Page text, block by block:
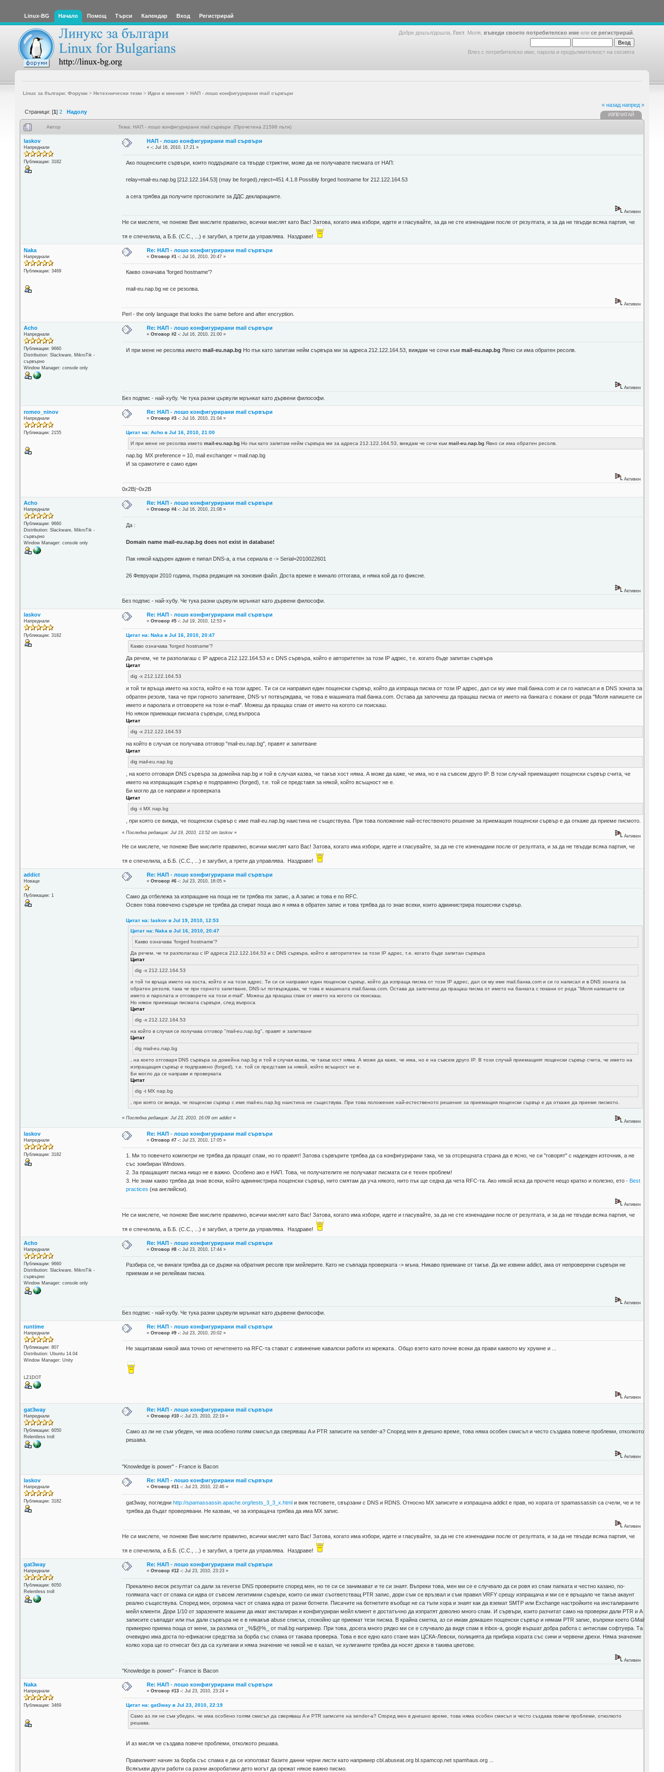
Linux-BG Начало Помощ Търси Календар Вход Регистрирай
Добре дошъл/дошла, Гост . Моля, въведи своето потребителско име или се регистрирай
Влез с потребителско име, парола и продължителност на сесията
Linux за българи: Форуми> Нетехнически теми> Идеи и мнения > НАП - лошо конфигурирани mail сървъри
Страници: [1] 2 Надолу
« назад напред »
ИЗПЕЧАТАЙ
Автор Тема: НАП - лошо конфигурирани mail сървъри (Прочетена 21596 пъти)
laskov
Напреднали
Публикации: 3182
НАП - лошо конфигурирани mail сървъри
«-: Jul 16, 2010, 17:21 »
Ако пощенските сървъри, които поддържате са твърде стриктни, може да не получавате писмата от НАП:
relay=mail-eu.nap.bg [212.122.164.53] (may be forged),reject=451 4.1.8 Possibly forged hostname for 212.122.164.53
а сега трябва да получите протоколите за ДДС декларациите.
Активен
Не си мислете, че понеже Вие мислите правилно, всички мислят като Вас! Затова, когато има избори, идете и гласувайте, за да не сте изненадани после от резултата, и за да не твърди всяка партия, че
тя е спечелила, а Б.Б. (С.С., ...) е загубил, а трети да управлява. Наздраве!
Naka
Напреднали
Публикации: 3469
Re: НАП - лошо конфигурирани mail сървъри
«Отговор #1 -: Jul 16, 2010, 20:47 »
Какво означава 'forged hostname'?
mail-eu.nap.bg не се резолва.
Активен
Perl - the only language that looks the same before and after encryption.
Acho
Напреднали
Публикации: 9660
Distribution: Slackware, MikroTik -
сървърно
Window Manager: console only
Re: НАП - лошо конфигурирани mail сървъри
«Отговор #2 -: Jul 16, 2010, 21:00 »
И при мене не ресолва иметоmail-eu.nap.bg Но пък като запитам нейм сървъра ми за адреса 212.122.164.53, виждам че сочи къмmail-eu.nap.bg Явно си има обратен ресолв.
Активен
Без подпис - най-хубу. Че тука разни цървули мрънкат като дървени философи.
romeo_ninov
Напреднали
Публикации: 2155
Re: НАП - лошо конфигурирани mail сървъри
«Отговор #3 -: Jul 16, 2010, 21:04 »
Цитат на: Acho в Jul 16, 2010, 21:00
И при мене не ресолва иметоmail-eu.nap.bg Но пък като запитам нейм сървъра ми за адреса 212.122.164.53, виждам че сочи къмmail-eu.nap.bg Явно си има обратен ресолв.
nap.bg MX preference = 10, mail exchanger = mail.nap.bg
И за срамотите е само един
Активен
0x2B|~0x2B
Acho
Напреднали
Публикации: 9660
Distribution: Slackware, MikroTik -
сървърно
Window Manager: console only
Re: НАП - лошо конфигурирани mail сървъри
«Отговор #4 -: Jul 16, 2010, 21:08 »
Да :
Domain name mail-eu.nap.bg does not exist in database!
Пак някой кадърен админ е пипал DNS-а, а пък сериала е -> Serial=2010022601
26 Февруари 2010 година, първа редакция на зоновия файл. Доста време е минало оттогава, и няма кой да го фиксне.
Активен
Без подпис - най-хубу. Че тука разни цървули мрънкат като дървени философи.
laskov
Напреднали
Публикации: 3182
Re: НАП - лошо конфигурирани mail сървъри
«Отговор #5 -: Jul 19, 2010, 12:53 »
Цитат на: Naka в Jul 16, 2010, 20:47
Какво означава 'forged hostname'?
Да речем, че ти разполагаш с IP адреса 212.122.164.53 и с DNS сървъра, който е авторитетен за този IP адрес, т.е. когато бъде запитан сървъра
Цитат
dig -x 212.122.164.53
и той ти връща името на хоста, който е на този адрес. Ти си си направил един пощенски сървър, който да изпраща писма от този IP адрес, дал си му име mail.банка.com и си го написал и в DNS зоната за
обратен резолв, така че при горното запитване, DNS-ът потвърждава, че това е машината mail.банка.com. Остава да започнеш да пращаш писма от името на банката с покани от рода "Моля напишете си
името и паролата и отговорете на този e-mail". Можеш да пращаш спам от името на когото си поискаш.
Но някои приемащи писмата сървъри, след въпроса
Цитат
dig -x 212.122.164.53
на който в случая се получава отговор "mail-eu.nap.bg", правят и запитване
Цитат
dig mail-eu.nap.bg
, на което отговаря DNS сървъра за домейна nap.bg и той в случая казва, че такъв хост няма. А може да каже, че има, но е на съвсем друго IP. В този случай приемащият пощенски сървър счита, че
името на изпращащия сървър е подправено (forged), т.е. той се представя за някой, който всъщност не е.
Би могло да се направи и проверката
Цитат
dig -t MX nap.bg
, при която се вижда, че пощенски сървър с име mail-eu.nap.bg наистина не съществува. При това положение най-естественото решение за приемащия пощенски сървър е да откаже да приеме писмото.
«Последна редакция: Jul 19, 2010, 13:52 от laskov »
Активен
Не си мислете, че понеже Вие мислите правилно, всички мислят като Вас! Затова, когато има избори, идете и гласувайте, за да не сте изненадани после от резултата, и за да не твърди всяка партия, че
тя е спечелила, а Б.Б. (С.С., ...) е загубил, а трети да управлява. Наздраве!
addict
Новаци
Публикации: 1
Re: НАП - лошо конфигурирани mail сървъри
«Отговор #6 -: Jul 23, 2010, 16:05 »
Само да отбележа за изпращане на поща не ти трябва mx запис, а A запис и това е по RFC.
Освен това повечено сървъри не трябва да спират поща ако я няма в обратен запис и това трябва да го знае всеки, които администрира пошеснки сървър.
Цитат на: laskov в Jul 19, 2010, 12:53
Цитат на: Naka в Jul 16, 2010, 20:47
Какво означава 'forged hostname'?
Да речем, че ти разполагаш с IP адреса 212.122.164.53 и с DNS сървъра, който е авторитетен за този IP адрес, т.е. когато бъде запитан сървъра
Цитат
dig -x 212.122.164.53
и той ти връща името на хоста, който е на този адрес. Ти си си направил един пощенски сървър, който да изпраща писма от този IP адрес, дал си му име mail.банка.com и си го написал и в DNS зоната за
обратен резолв, така че при горното запитване, DNS-ът потвърждава, че това е машината mail.банка.com. Остава да започнеш да пращаш писма от името на банката с покани от рода "Моля напишете си
името и паролата и отговорете на този e-mail". Можеш да пращаш спам от името на когото си поискаш.
Но някои приемащи писмата сървъри, след въпроса
Цитат
dig -x 212.122.164.53
на който в случая се получава отговор "mail-eu.nap.bg", правят и запитване
Цитат
dig mail-eu.nap.bg
, на което отговаря DNS сървъра за домейна nap.bg и той в случая казва, че такъв хост няма. А може да каже, че има, но е на съвсем друго IP. В този случай приемащият пощенски сървър счита, че името на
изпращащия сървър е подправено (forged), т.е. той се представя за някой, който всъщност не е.
Би могло да се направи и проверката
Цитат
dig -t MX nap.bg
, при която се вижда, че пощенски сървър с име mail-eu.nap.bg наистина не съществува. При това положение най-естественото решение за приемащия пощенски сървър е да откаже да приеме писмото.
«Последна редакция: Jul 23, 2010, 16:09 от addict »
Активен
laskov
Напреднали
Публикации: 3182
Re: НАП - лошо конфигурирани mail сървъри
«Отговор #7 -: Jul 23, 2010, 17:05 »
1. Ми то повечето компютри не трябва да пращат спам, но го правят! Затова сървърите трябва да са конфигурирани така, че за отсрещната страна да е ясно, че си "говорят" с надежден източник, а не
със зомбиран Windows.
2. За пращащият писма нищо не е важно. Особено ако е НАП. Това, че получателите не получават писмата си е техен проблем!
3. Не знам какво трябва да знае всеки, който администрира пощенски сървър, нито смятам да уча някого, нито пък ще седна да чета RFC-та. Ако някой иска да прочете нещо кратко и полезно, ето - Best
practices (на английски).
Активен
Не си мислете, че понеже Вие мислите правилно, всички мислят като Вас! Затова, когато има избори, идете и гласувайте, за да не сте изненадани после от резултата, и за да не твърди всяка партия, че
тя е спечелила, а Б.Б. (С.С., ...) е загубил, а трети да управлява. Наздраве!
Acho
Напреднали
Публикации: 9660
Distribution: Slackware, MikroTik -
сървърно
Window Manager: console only
Re: НАП - лошо конфигурирани mail сървъри
«Отговор #8 -: Jul 23, 2010, 17:44 »
Разбира се, че винаги трябва да се държи на обратния ресолв при мейлерите. Като не съвпада проверката -> мъна. Никаво приемане от такъв. Да ме извини addict, ама от непроверени сървъри не
приемам и не релейвам писма.
Активен
Без подпис - най-хубу. Че тука разни цървули мрънкат като дървени философи.
runtime
Напреднали
Публикации: 807
Distribution: Ubuntu 14.04
Window Manager: Unity
LZ1DOT
Re: НАП - лошо конфигурирани mail сървъри
«Отговор #9 -: Jul 23, 2010, 20:02 »
Не защитавам никой ама точно от нечетенето на RFC-та стават с извинение кавалски работи из мрежата.. Общо взето като почне всеки да прави каквото му хрумне и ...
Активен
gat3way
Напреднали
Публикации: 6050
Relentless troll
Re: НАП - лошо конфигурирани mail сървъри
«Отговор #10 -: Jul 23, 2010, 22:19 »
Само аз ли не съм убеден, че има особено голям смисъл да сверяваш A и PTR записите на sender-а? Според мен в днешно време, това няма особен смисъл и често създава повече проблеми, отколкото
решава.
Активен
"Knowledge is power" - France is Bacon
laskov
Напреднали
Публикации: 3182
Re: НАП - лошо конфигурирани mail сървъри
«Отговор #11 -: Jul 23, 2010, 22:46 »
gat3way, погледниhttp://spamassassin.apache.org/tests_3_3_x.html и виж тестовете, свързани с DNS и RDNS. Относно MX записите и изпращача addict е прав, но хората от spamassassin са счели, че и те
трябва да бъдат проверявани. Не казвам, че за изпращача трябва да има MX запис.
Активен
Не си мислете, че понеже Вие мислите правилно, всички мислят като Вас! Затова, когато има избори, идете и гласувайте, за да не сте изненадани после от резултата, и за да не твърди всяка партия, че
тя е спечелила, а Б.Б. (С.С., ...) е загубил, а трети да управлява. Наздраве!
gat3way
Напреднали
Публикации: 6050
Relentless troll
Re: НАП - лошо конфигурирани mail сървъри
«Отговор #12 -: Jul 23, 2010, 23:23 »
Прекалено висок резултат са дали за reverse DNS проверките според мен, но те си се занимават и те си знаят. Въпреки това, мен ми се е случвало да си ровя из спам папката и честно казано, по-
голямата част от спама си идва от съвсем легитимни сървъри, които си имат съответстващ PTR запис, дори съм се връзвал и съм правил VRFY срещу изпращача и ми се е връщало че такъв акаунт
реално съществува. Според мен, огромна част от спама идва от разни ботнети. Писачите на ботнетите въобще не са тъпи хора и знаят как да вземат SMTP или Exchange настройките на инсталираните
мейл клиенти. Дори 1/10 от заразените машини да имат инсталиран и конфигуриран мейл клиент е достатъчно да изпратят доволно много спам. И сървъри, които разчитат само на проверки дали PTR и A
записите съвпадат или пък дали сървъра не е в някакъв abuse списък, спокойно ще приемат тези писма. В крайна сметка, аз си имам домашен пощенски сървър и нямам PTR запис, въпреки което GMail
примерно приема поща от мене, за разлика от _%$@%_ от mail.bg например. При това, досега много рядко ми се е случвало да видя спам в inbox-а, google вършат добра работа с антиспам софтуера. Та
очевидно има доста по-ефикасни средства за борба със спама от такава проверка. Това е все едно като стане мач ЦСКА-Левски, полицията да прибира хората със сини и червени дрехи. Няма значение
колко хора ще го отнесат без да са хулигани и няма значение че никой не е казал, че хулиганите трябва да носят дрехи в такива цветове.
Активен
"Knowledge is power" - France is Bacon
Naka
Напреднали
Публикации: 3469
Re: НАП - лошо конфигурирани mail сървъри
«Отговор #13 -: Jul 23, 2010, 23:24 »
Цитат на: gat3way в Jul 23, 2010, 22:19
Само аз ли не съм убеден, че има особено голям смисъл да сверяваш A и PTR записите на sender-а? Според мен в днешно време, това няма особен смисъл и често създава повече проблеми, отколкото
решава.
И аз мисля че създава повече проблеми, отколкото решава.
Правилният начин за борба със спама е да се използват базите данни черни листи като например cbl.abuseat.org bl.spamcop.net spamhaus.org ...
Всякъкви други работи са разни акоробатики дето могът да орежат някое важно писмо.